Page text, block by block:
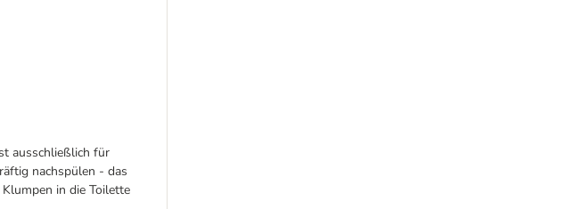
ausschließlich für
nachspülen - das
in die Toilette